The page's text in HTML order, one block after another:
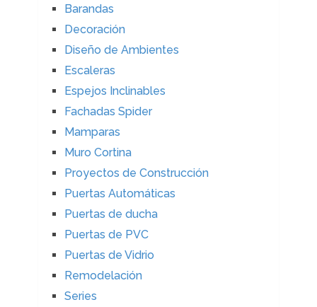
Barandas
Decoración
Diseño de Ambientes
Escaleras
Espejos Inclinables
Fachadas Spider
Mamparas
Muro Cortina
Proyectos de Construcción
Puertas Automáticas
Puertas de ducha
Puertas de PVC
Puertas de Vidrio
Remodelación
Series